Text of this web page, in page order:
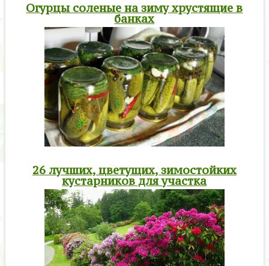
Огурцы соленые на зиму хрустящие в
банках
26 лучших, цветущих, зимостойких
кустарников для участка